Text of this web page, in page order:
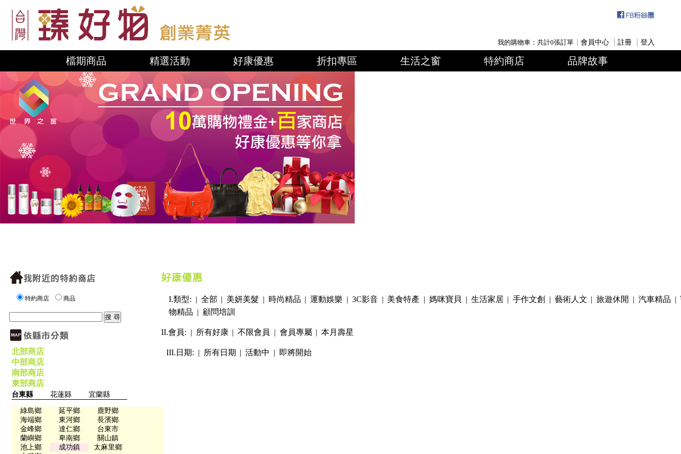
我的購物車：共計0張訂單 會員中心 註冊 登入
檔期商品 精選活動 好康優惠 折扣專區 生活之窗 特約商店 品牌故事
特約商店 商品
北部商店
中部商店
南部商店
東部商店
台東縣 花蓮縣 宜蘭縣
綠島鄉 延平鄉
鹿野鄉
海端鄉
東河鄉
長濱鄉
金峰鄉
達仁鄉
台東市
蘭嶼鄉
卑南鄉
關山鎮
池上鄉
成功鎮
太麻里鄉
I.類型: | 全部 | 美妍美髮 | 時尚精品 |運動娛樂 | 3C影音| 美食特產 | 媽咪寶貝 | 生活家居|手作文創 | 藝術人文 |旅遊休閒 | 汽車精品 |
物精品 | 顧問培訓
II.會員: | 所有好康|不限會員 | 會員專屬|本月壽星
III.日期: | 所有日期 |活動中 | 即將開始